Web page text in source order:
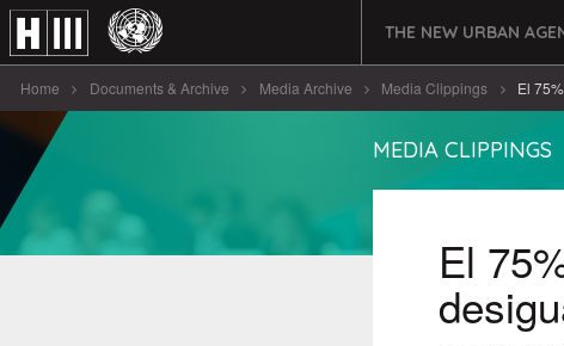
THE NEW URBAN
Home Documents & Archive Media Archive Media Clippings El
MEDIA CLIPPINGS
El